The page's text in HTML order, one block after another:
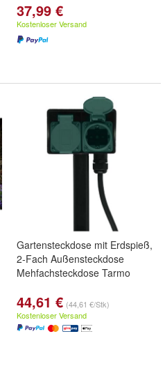
37,99 €
Kostenloser Versand
Gartensteckdose mit Erdspieß,
2-Fach Außensteckdose
Mehfachsteckdose Tarmo
44,61 € (44,61 €/Stk)
Kostenloser Versand